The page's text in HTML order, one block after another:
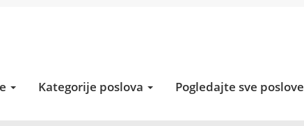
Kategorije poslova Pogledajte sve poslove